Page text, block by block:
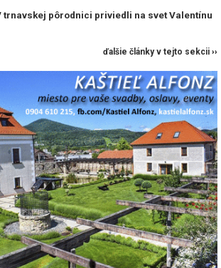
trnavskej pôrodnici priviedli na svet Valentínu
ďalšie články v tejto sekcii ››